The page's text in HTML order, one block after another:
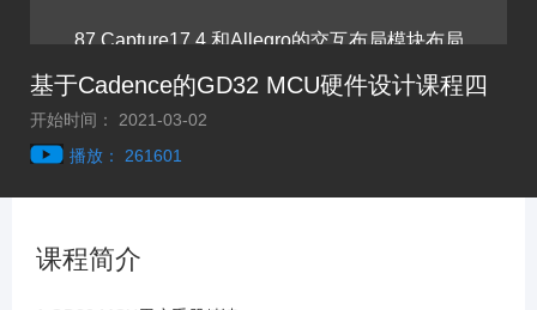
87.Capture17.4 和Allegro的交互布局模块布局
改和单个PAD的修改操作讲解
基于Cadence的GD32 MCU硬件设计课程四
开始时间： 2021-03-02
播放： 261601
课程简介